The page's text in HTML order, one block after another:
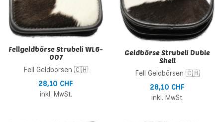
Schnellansicht
Fellgeldbörse Strubeli WL6-
007
Fell Geldbörsen 🇨🇭
28,10 CHF
inkl. MwSt.
Geldbörse Strubeli Duble
Shell
Fell Geldbörsen 🇨🇭
28,10 CHF
inkl. MwSt.